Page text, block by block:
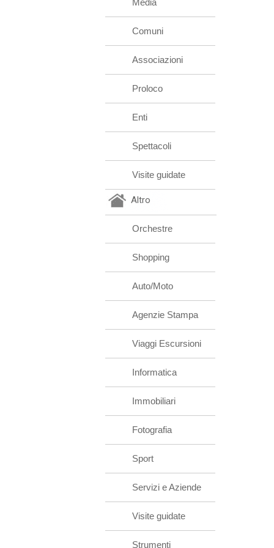
Media
Comuni
Associazioni
Proloco
Enti
Spettacoli
Visite guidate
Altro
Orchestre
Shopping
Auto/Moto
Agenzie Stampa
Viaggi Escursioni
Informatica
Immobiliari
Fotografia
Sport
Servizi e Aziende
Visite guidate
Strumenti